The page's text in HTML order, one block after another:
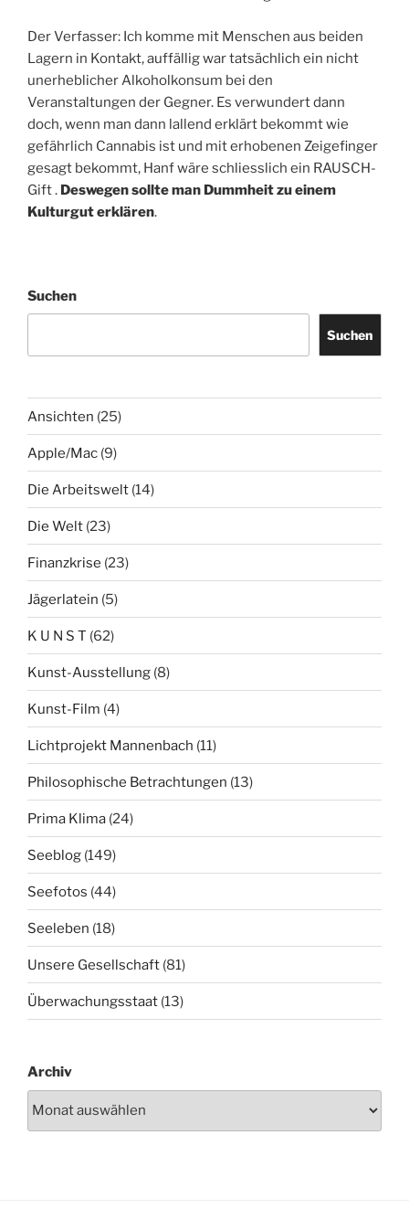
Der Verfasser: Ich komme mit Menschen aus beiden
Lagern in Kontakt, auffällig war tatsächlich ein nicht
unerheblicher Alkoholkonsum bei den
Veranstaltungen der Gegner. Es verwundert dann
doch, wenn man dann lallend erklärt bekommt wie
gefährlich Cannabis ist und mit erhobenen Zeigefinger
gesagt bekommt, Hanf wäre schliesslich ein RAUSCH-
Gift . Deswegen sollte man Dummheit zu einem
Kulturgut erklären.
Suchen
Suchen
Ansichten (25)
Apple/Mac (9)
Die Arbeitswelt (14)
Die Welt (23)
Finanzkrise (23)
Jägerlatein (5)
K U N S T (62)
Kunst-Ausstellung (8)
Kunst-Film (4)
Lichtprojekt Mannenbach (11)
Philosophische Betrachtungen (13)
Prima Klima (24)
Seeblog (149)
Seefotos (44)
Seeleben (18)
Unsere Gesellschaft (81)
Überwachungsstaat (13)
Archiv